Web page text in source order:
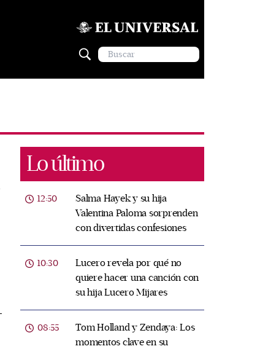
Lo último
12:50
Salma Hayek y su hija
Valentina Paloma sorprenden
con divertidas confesiones
10:30
Lucero revela por qué no
quiere hacer una canción con
su hija Lucero Mijares
08:55
Tom Holland y Zendaya: Los
momentos clave en su